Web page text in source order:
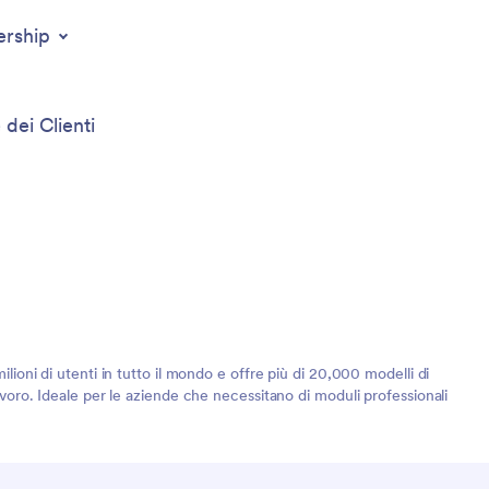
dei Clienti
di utenti in tutto il mondo e offre più di 20,000 modelli di
Ideale per le aziende che necessitano di moduli professionali